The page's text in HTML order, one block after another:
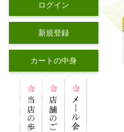
ログイン
新規登録
カートの中身